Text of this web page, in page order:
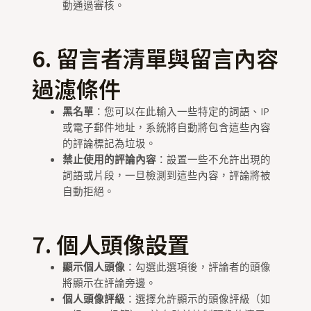
動通過審核。
6. 留言者清單與留言內容
過濾條件
黑名單：您可以在此輸入一些特定的詞語、IP
或電子郵件地址，系統將自動將包含這些內容
的評論標記為垃圾。
禁止使用的評論內容：設置一些不允許出現的
詞語或片段，一旦檢測到這些內容，評論將被
自動拒絕。
7. 個人頭像設置
顯示個人頭像 ：勾選此選項後，評論者的頭像
將顯示在評論旁邊。
個人頭像評級 ：選擇允許顯示的頭像評級（如